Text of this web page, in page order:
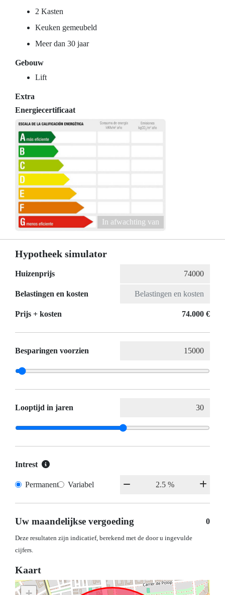
2 Kasten
Keuken gemeubeld
Meer dan 30 jaar
Gebouw
Lift
Extra
Energiecertificaat
In afwachting van
Hypotheek simulator
Huizenprijs
Belastingen en kosten
Prijs + kosten 74.000 €
Besparingen voorzien
Looptijd in jaren
Intrest
Permanent Variabel
Uw maandelijkse vergoeding 0
Deze resultaten zijn indicatief, berekend met de door u ingevulde
cijfers.
Kaart